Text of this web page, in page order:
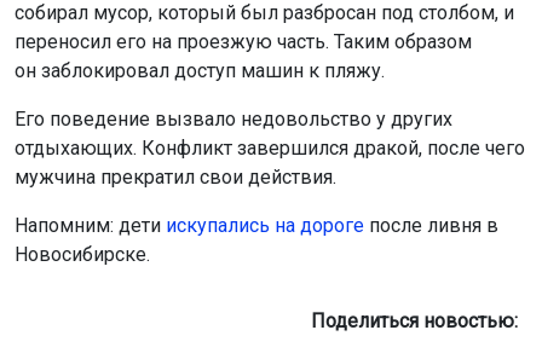
собирал мусор, который был разбросан под столбом, и
переносил его на проезжую часть. Таким образом
он заблокировал доступ машин к пляжу.
Его поведение вызвало недовольство у других
отдыхающих. Конфликт завершился дракой, после чего
мужчина прекратил свои действия.
Напомним: дети искупались на дороге после ливня в
Новосибирске.
Поделиться новостью: